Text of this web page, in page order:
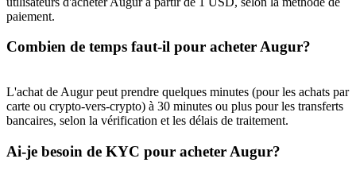
Deposit CASHCAT & Win
paiement.
Combien de temps faut-il pour acheter Augur?
L'achat de Augur peut prendre quelques minutes (pour les achats par
carte ou crypto-vers-crypto) à 30 minutes ou plus pour les transferts
bancaires, selon la vérification et les délais de traitement.
Ai-je besoin de KYC pour acheter Augur?